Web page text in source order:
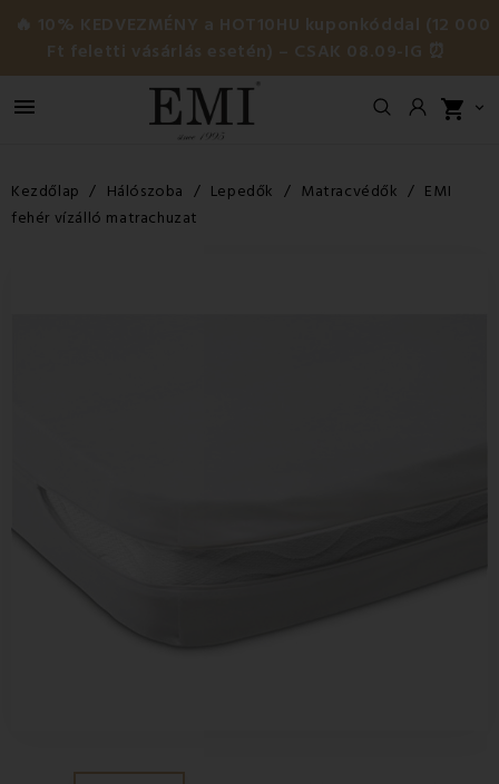
🔥 10% KEDVEZMÉNY a HOT10HU kuponkóddal (12 000
Ft feletti vásárlás esetén) – CSAK 08.09-IG ⏰
 shopping_cart 
Kezdőlap Hálószoba Lepedők Matracvédők
EMI
fehér vízálló matrachuzat